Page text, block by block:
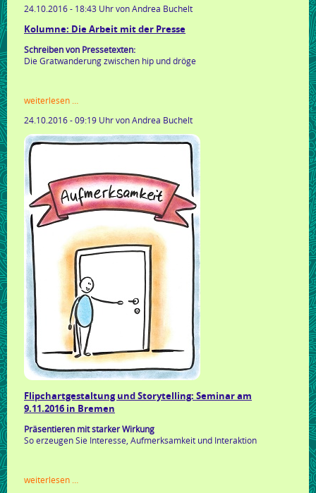
auf
linie
24.10.2016 - 18:43 Uhrvon Andrea Buchelt
Kolumne: Die Arbeit mit der Presse
Schreiben von Pressetexten:
Die Gratwanderung zwischen hip und dröge
weiterlesen …
arbeit
mit
der
24.10.2016 - 09:19 Uhrvon Andrea Buchelt
Flipchartgestaltung und Storytelling: Seminar am
9.11.2016 in Bremen
Präsentieren mit starker Wirkung
So erzeugen Sie Interesse, Aufmerksamkeit und Interaktion
weiterlesen …